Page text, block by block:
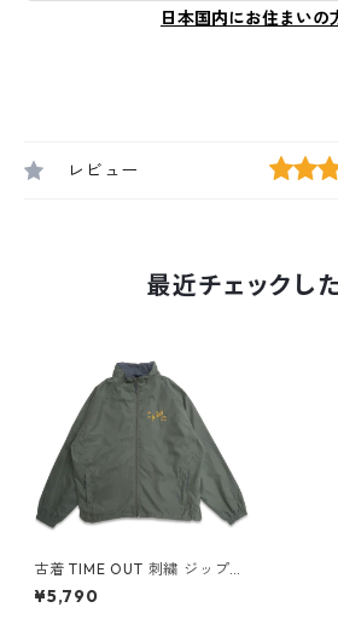
日本国内にお住まいの
レビュー
最近チェックし
古着 TIME OUT 刺繍 ジップア
ップジャケット ブルゾン ジャ
ケット グリーン系 表記：XL
¥5,790